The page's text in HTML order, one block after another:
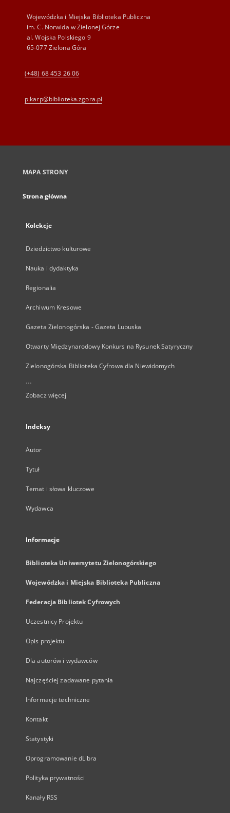
Wojewódzka i Miejska Biblioteka Publiczna
im. C. Norwida w Zielonej Górze
al. Wojska Polskiego 9
65-077 Zielona Góra
(+48) 68 453 26 06
p.karp@biblioteka.zgora.pl
MAPA STRONY
Strona główna
Kolekcje
Dziedzictwo kulturowe
Nauka i dydaktyka
Regionalia
Archiwum Kresowe
Gazeta Zielonogórska - Gazeta Lubuska
Otwarty Międzynarodowy Konkurs na Rysunek Satyryczny
Zielonogórska Biblioteka Cyfrowa dla Niewidomych
...
Zobacz więcej
Indeksy
Autor
Tytuł
Temat i słowa kluczowe
Wydawca
Informacje
Biblioteka Uniwersytetu Zielonogórskiego
Wojewódzka i Miejska Biblioteka Publiczna
Federacja Bibliotek Cyfrowych
Uczestnicy Projektu
Opis projektu
Dla autorów i wydawców
Najczęściej zadawane pytania
Informacje techniczne
Kontakt
Statystyki
Oprogramowanie dLibra
Polityka prywatności
Kanały RSS